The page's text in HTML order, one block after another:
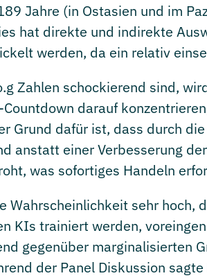
Jahre (in Ostasien und im
hat direkte und indirekte
werden, da ein relativ
Zahlen schockierend sind,
darauf
Grund dafür ist, dass durch
anstatt einer Verbesserung
was sofortiges Handeln
Wahrscheinlichkeit sehr hoch,
KIs trainiert werden,
gegenüber marginalisierten
der Panel Diskussion